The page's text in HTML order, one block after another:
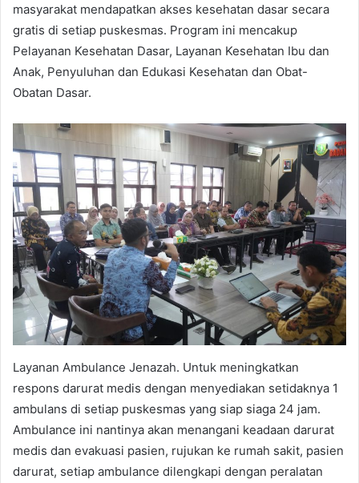
masyarakat mendapatkan akses kesehatan dasar secara
gratis di setiap puskesmas. Program ini mencakup
Pelayanan Kesehatan Dasar, Layanan Kesehatan Ibu dan
Anak, Penyuluhan dan Edukasi Kesehatan dan Obat-
Obatan Dasar.
Layanan Ambulance Jenazah. Untuk meningkatkan
respons darurat medis dengan menyediakan setidaknya 1
ambulans di setiap puskesmas yang siap siaga 24 jam.
Ambulance ini nantinya akan menangani keadaan darurat
medis dan evakuasi pasien, rujukan ke rumah sakit, pasien
darurat, setiap ambulance dilengkapi dengan peralatan